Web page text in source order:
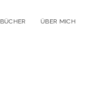
ÜBER MICH